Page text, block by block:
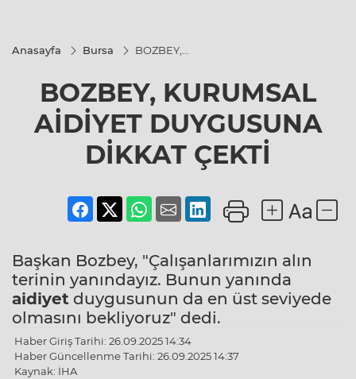
Anasayfa Bursa
BOZBEY,
DUYGUSUNA
DİKKAT
ÇEKTİ
BOZBEY, KURUMSAL
AİDİYET DUYGUSUNA
DİKKAT ÇEKTİ
Başkan Bozbey, "Çalışanlarımızın alın
terinin yanındayız. Bunun yanında
aidiyet duygusunun da en üst seviyede
olmasını bekliyoruz" dedi.
Haber Giriş Tarihi: 26.09.2025 14:34
Haber Güncellenme Tarihi: 26.09.2025 14:37
Kaynak: İHA